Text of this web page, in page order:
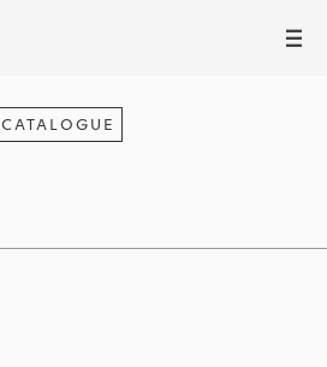
III
CATALOGUE